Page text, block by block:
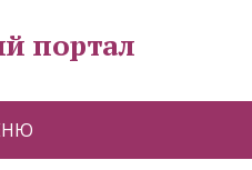
портал